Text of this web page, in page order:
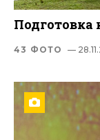
43 ФОТО —